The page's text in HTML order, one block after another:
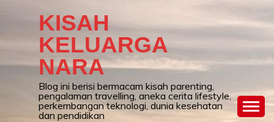
KISAH
KELUARGA
NARA
Blog ini berisi bermacam kisah parenting,
pengalaman travelling, aneka cerita lifestyle,
perkembangan teknologi, dunia kesehatan
dan pendidikan